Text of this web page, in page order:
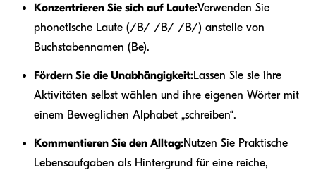
Konzentrieren Sie sich auf Laute:Verwenden Sie
phonetische Laute (/B/ /B/ /B/) anstelle von
Buchstabennamen (Be).
Fördern Sie die Unabhängigkeit:Lassen Sie sie ihre
Aktivitäten selbst wählen und ihre eigenen Wörter mit
einem Beweglichen Alphabet „schreiben“.
Kommentieren Sie den Alltag:Nutzen Sie Praktische
Lebensaufgaben als Hintergrund für eine reiche,